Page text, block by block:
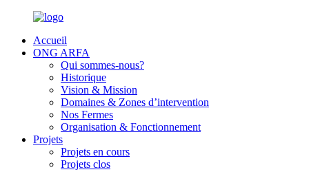
Accueil
ONG ARFA
Qui sommes-nous?
Historique
Vision & Mission
Domaines & Zones d’intervention
Nos Fermes
Organisation & Fonctionnement
Projets
Projets en cours
Projets clos